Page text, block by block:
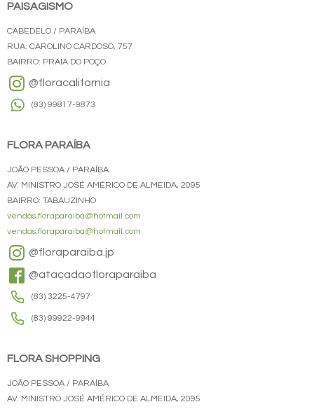
PAISAGISMO
CABEDELO / PARAÍBA
RUA: CAROLINO CARDOSO, 757
BAIRRO: PRAIA DO POÇO
@floracalifornia
(83) 99817-9873
FLORA PARAÍBA
JOÃO PESSOA / PARAÍBA
AV. MINISTRO JOSÉ AMÉRICO DE ALMEIDA, 2095
BAIRRO: TABAUZINHO
vendas.floraparaiba@hotmail.com
vendas.floraparaiba@hotmail.com
@floraparaiba.jp
@atacadaofloraparaiba
(83) 3225-4797
(83) 99922-9944
FLORA SHOPPING
JOÃO PESSOA / PARAÍBA
AV. MINISTRO JOSÉ AMÉRICO DE ALMEIDA, 2095